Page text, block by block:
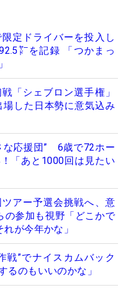
定ドライバーを投入し
㍎を記録 「つかまっ
「シェブロン選手権」
した日本勢に意気込み
な応援団” 6歳で72ホー
「あと1000回は見たい
アー予選会挑戦へ、意
参加も視野「どこかで
が今年かな」
戦”でナイスカムバック
るのもいいのかな」